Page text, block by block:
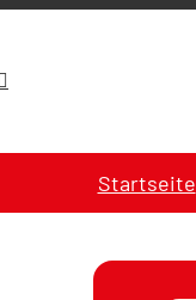
Startseite